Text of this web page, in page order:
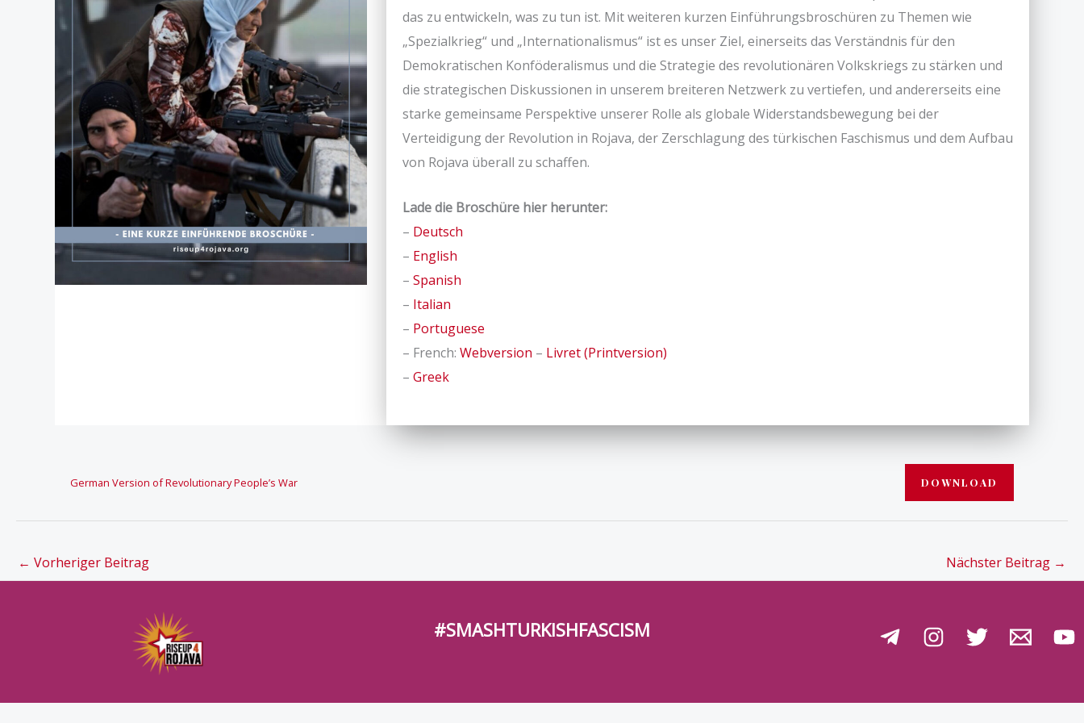
das zu entwickeln, was zu tun ist. Mit weiteren kurzen Einführungsbroschüren zu Themen wie
„Spezialkrieg“ und „Internationalismus“ ist es unser Ziel, einerseits das Verständnis für den
Demokratischen Konföderalismus und die Strategie des revolutionären Volkskriegs zu stärken und
die strategischen Diskussionen in unserem breiteren Netzwerk zu vertiefen, und andererseits eine
starke gemeinsame Perspektive unserer Rolle als globale Widerstandsbewegung bei der
Verteidigung der Revolution in Rojava, der Zerschlagung des türkischen Faschismus und dem Aufbau
von Rojava überall zu schaffen.
Lade die Broschüre hier herunter:
– Deutsch
– English
– Spanish
– Italian
– Portuguese
– French: Webversion – Livret (Printversion)
– Greek
German Version of Revolutionary People’s War DOWNLOAD
← Vorheriger Beitrag Nächster Beitrag →
#SMASHTURKISHFASCISM